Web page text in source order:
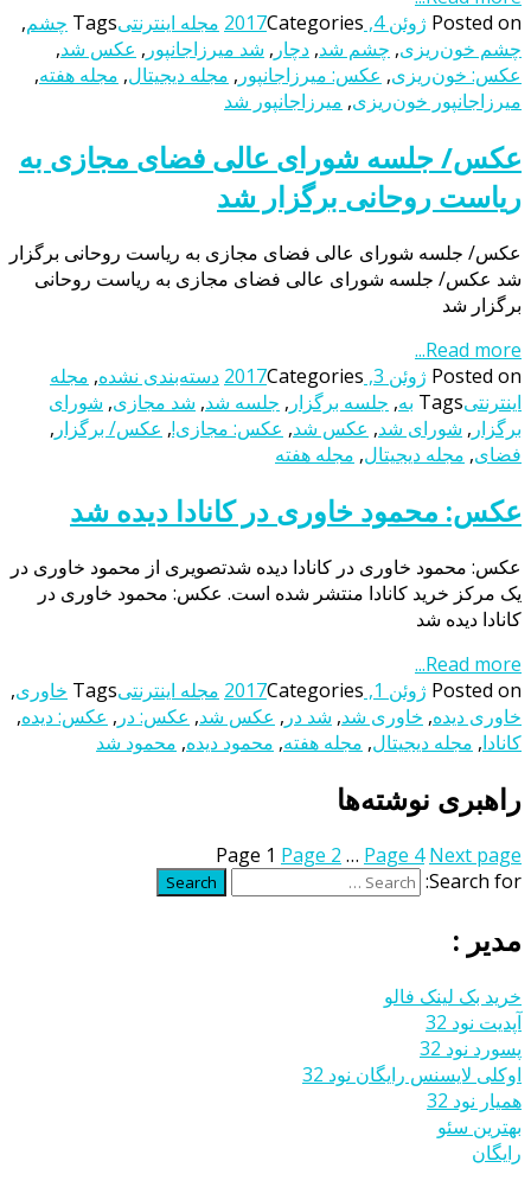
Posted on ژوئن 4, 2017 Categories مجله اینترنتیTags چشم,
چشم خون‌ریزی, چشم شد, دچار , شد میرزاجانپور , عکس شد,
عکس: خون‌ریزی, عکس: میرزاجانپور , مجله دیجیتال, مجله هفته,
میرزاجانپور خون‌ریزی, میرزاجانپور شد
عکس/ جلسه شورای عالی فضای مجازی به
ریاست روحانی برگزار شد
عکس/ جلسه شورای عالی فضای مجازی به ریاست روحانی برگزار
شد عکس/ جلسه شورای عالی فضای مجازی به ریاست روحانی
برگزار شد
Read more...
Posted on ژوئن 3, 2017 Categories دسته‌بندی نشده, مجله
اینترنتیTags به, جلسه برگزار , جلسه شد, شد مجازی, شورای
برگزار , شورای شد, عکس شد, عکس: مجازی!, عکس/ برگزار ,
فضای, مجله دیجیتال, مجله هفته
عکس: محمود خاوری در کانادا دیده شد
عکس: محمود خاوری در کانادا دیده شدتصویری از محمود خاوری در
یک مرکز خرید کانادا منتشر شده است. عکس: محمود خاوری در
کانادا دیده شد
Read more...
Posted on ژوئن 1, 2017 Categories مجله اینترنتیTags خاوری,
خاوری دیده, خاوری شد, شد در , عکس شد, عکس: در , عکس: دیده,
کانادا, مجله دیجیتال, مجله هفته, محمود دیده, محمود شد
راهبری نوشته‌ها
Page 1 Page 2 … Page 4 Next page
Search for:
Search
مدیر :
خرید بک لینک فالو
آپدیت نود 32
پسورد نود 32
اوکلی لایسنس رایگان نود 32
همیار نود 32
بهترین سئو
رایگان